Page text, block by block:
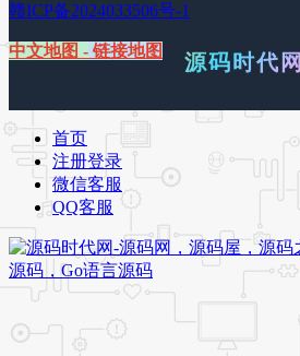
赣ICP备2024033506号-1
中文地图 - 链接地图 源码时代网
首页
注册登录
微信客服
QQ客服